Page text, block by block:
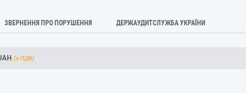
ЗВЕРНЕННЯ ПРО ПОРУШЕННЯ ДЕРЖАУДИТСЛУЖБА УКРАЇНИ
(з ПДВ)